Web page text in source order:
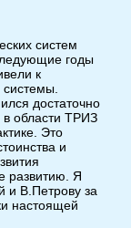
систем
годы
к
достаточно
области ТРИЗ
Это
и
развитию. Я
и В.Петрову за
настоящей